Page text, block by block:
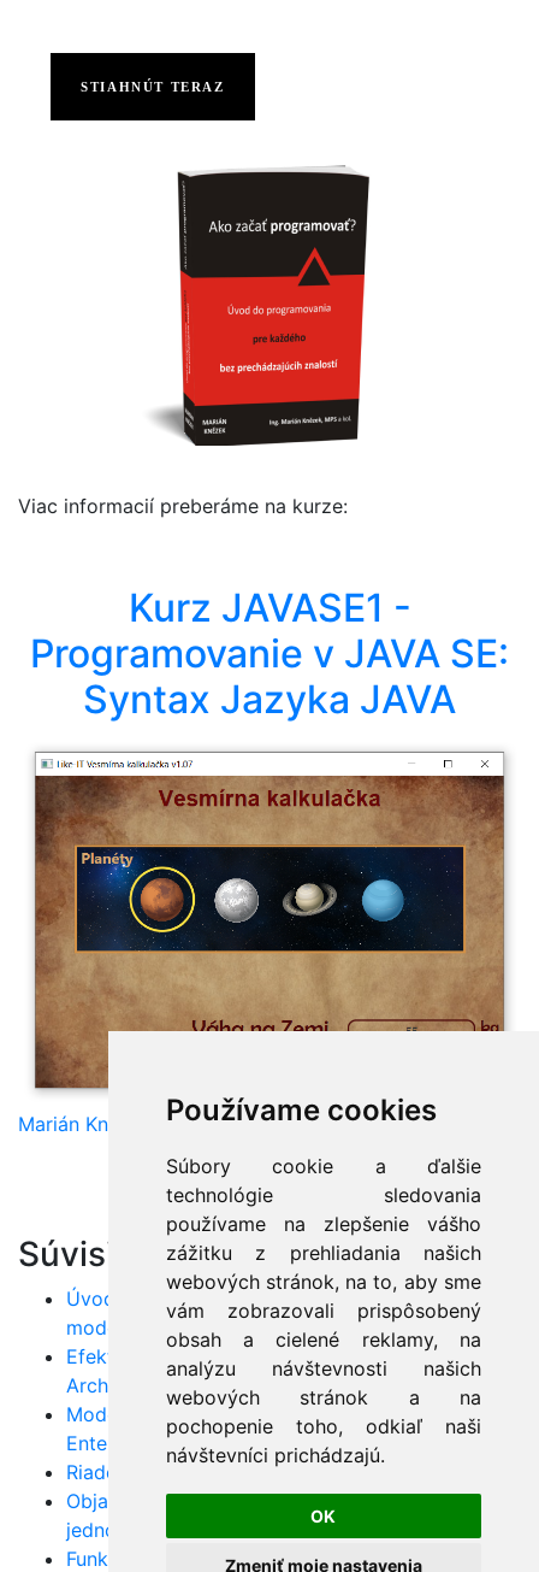
Používame cookies
Súbory cookie a ďalšie
technológie sledovania
používame na zlepšenie vášho
zážitku z prehliadania našich
webových stránok, na to, aby sme
vám zobrazovali prispôsobený
obsah a cielené reklamy, na
analýzu návštevnosti našich
webových stránok a na
pochopenie toho, odkiaľ naši
návštevníci prichádzajú.
OK
Zmeniť moje nastavenia
STIAHNÚT TERAZ
Viac informacií preberáme na kurze:
Kurz JAVASE1 -
Programovanie v JAVA SE:
Syntax Jazyka JAVA
Marián Knězek
Súvisiace články:
Úvod do UML v Enterprise Architect: Začnite s
modelovaním
Efektívne softvérové návrhy s UML a Enterprise
Architect
Modelovanie softvéru: Zvládnite UML v nástroji
Enterprise Architect
Riadenie toku programu s cyklami v Jave
Objavte tajomstvá poľa v Jave: Od
jednorozmerných po viacrozmerné
Funkcie a procedúry v Jave: Kde začať?